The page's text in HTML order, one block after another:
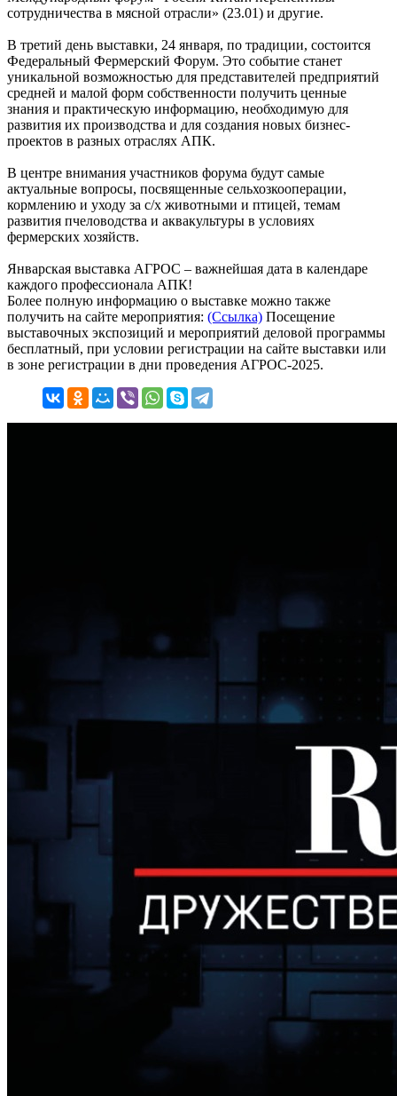
сотрудничества в мясной отрасли» (23.01) и другие.
В третий день выставки, 24 января, по традиции, состоится
Федеральный Фермерский Форум. Это событие станет
уникальной возможностью для представителей предприятий
средней и малой форм собственности получить ценные
знания и практическую информацию, необходимую для
развития их производства и для создания новых бизнес-
проектов в разных отраслях АПК.
В центре внимания участников форума будут самые
актуальные вопросы, посвященные сельхозкооперации,
кормлению и уходу за с/х животными и птицей, темам
развития пчеловодства и аквакультуры в условиях
фермерских хозяйств.
Январская выставка АГРОС – важнейшая дата в календаре
каждого профессионала АПК!
Более полную информацию о выставке можно также
получить на сайте мероприятия: (Ссылка) Посещение
выставочных экспозиций и мероприятий деловой программы
бесплатный, при условии регистрации на сайте выставки или
в зоне регистрации в дни проведения АГРОС-2025.